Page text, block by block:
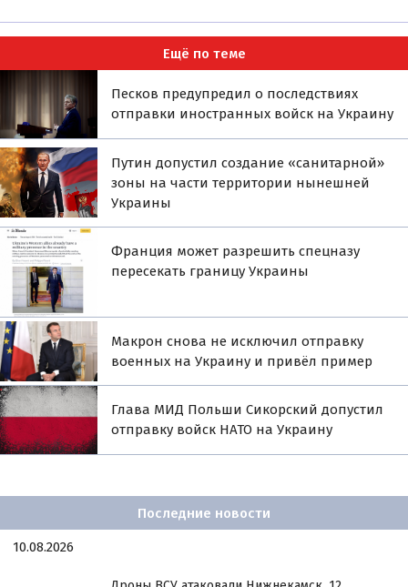
Ещё по теме
Песков предупредил о последствиях
отправки иностранных войск на Украину
Путин допустил создание «санитарной»
зоны на части территории нынешней
Украины
Франция может разрешить спецназу
пересекать границу Украины
Макрон снова не исключил отправку
военных на Украину и привёл пример
Глава МИД Польши Сикорский допустил
отправку войск НАТО на Украину
Последние новости
10.08.2026